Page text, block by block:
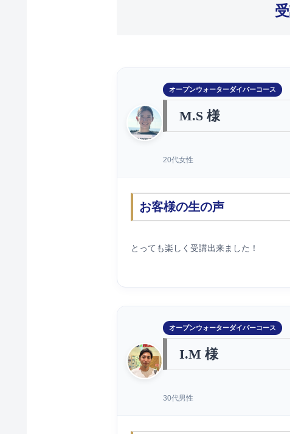
オープンウォーターダイバーコース
M.S 様
20代女性
お客様の生の声
とっても楽しく受講出来ました！
オープンウォーターダイバーコース
I.M 様
30代男性